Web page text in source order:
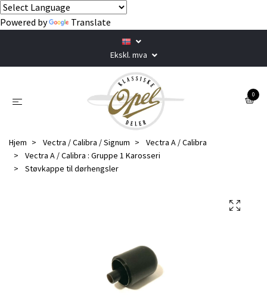
Powered by Translate
Ekskl. mva
0
Hjem Vectra / Calibra / Signum
Vectra A / Calibra
Vectra A / Calibra : Gruppe 1 Karosseri
Støvkappe til dørhengsler